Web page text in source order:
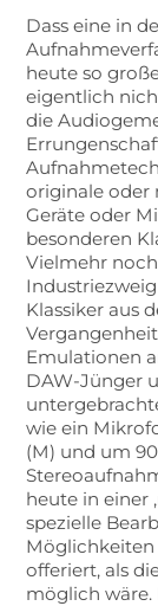
Dass eine in
heute so
eigentlich
die
originale oder
Geräte oder
besonderen
Vielmehr
Klassiker aus
Emulationen
DAW-Jünger
wie ein
(M) und um
heute in einer
spezielle
Möglichkeiten
offeriert, als
möglich wäre.